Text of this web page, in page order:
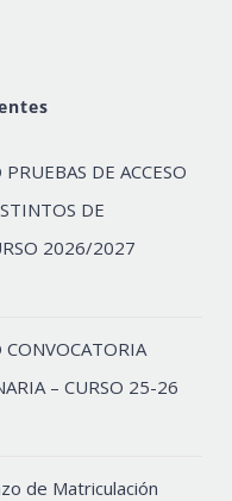
DE ACCESO
DE
2026/2027
CONVOCATORIA
– CURSO 25-26
de Matriculación